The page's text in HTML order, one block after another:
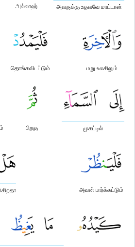
அவருக்கு உதவவே மாட்டான்
அல்லாஹ்
மறு உலகிலும்
தொங்கவிடட்டும்
முகட்டில்
பிறகு
அவன் பார்க்கட்டும்